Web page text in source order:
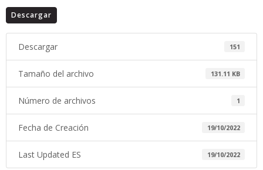
Descargar
Descargar 151
Tamaño del archivo 131.11 KB
Número de archivos 1
Fecha de Creación 19/10/2022
Last Updated ES 19/10/2022